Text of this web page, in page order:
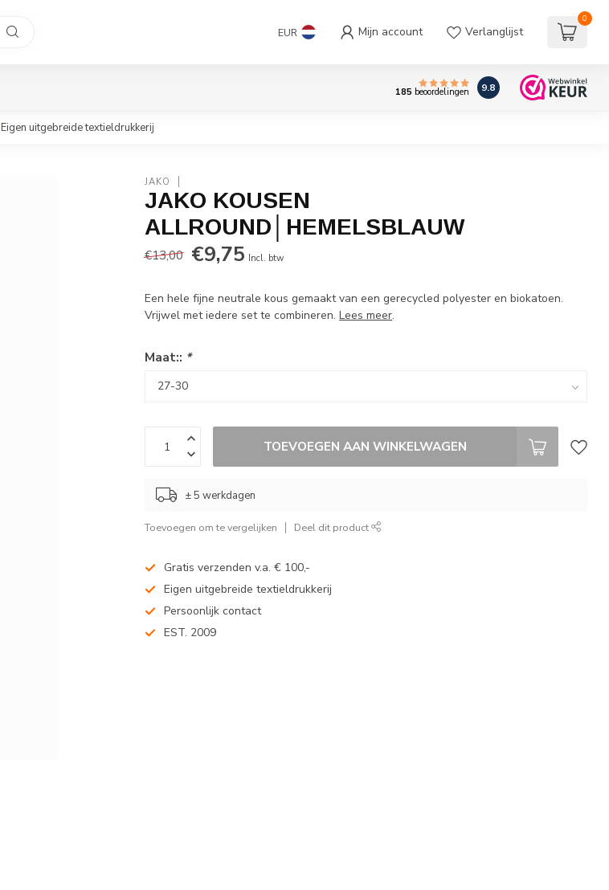
EUR Mijn account Verlanglijst
0
185 beoordelingen 9.8
Eigen uitgebreide textieldrukkerij
JAKO
JAKO KOUSEN
ALLROUND│HEMELSBLAUW
€13,00 €9,75 Incl. btw
Een hele fijne neutrale kous gemaakt van een gerecycled polyester en biokatoen.
Vrijwel met iedere set te combineren.Lees meer.
Maat:: *
TOEVOEGEN AAN WINKELWAGEN
± 5 werkdagen
Toevoegen om te vergelijken Deel dit product
Gratis verzenden v.a. € 100,-
Eigen uitgebreide textieldrukkerij
Persoonlijk contact
EST. 2009